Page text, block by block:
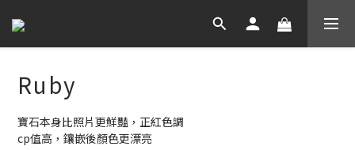
Ruby
寶石本身比照片更鮮豔，正紅色調
cp值高，鑲嵌後顏色更漂亮